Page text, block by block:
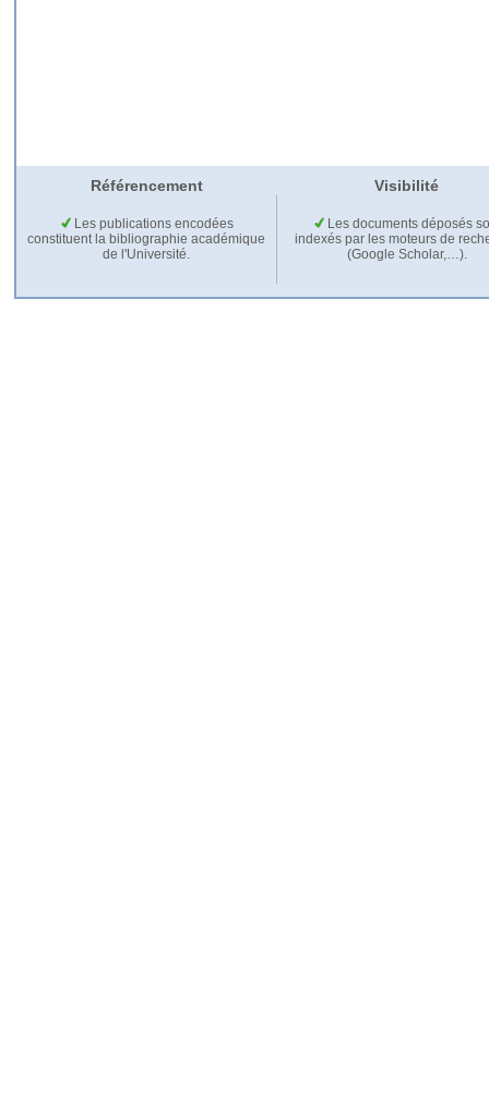
Référencement Visibilité
Les publications encodées
constituent la bibliographie académique
de l'Université.
Les documents déposés
indexés par les moteurs de
(Google Scholar,…).